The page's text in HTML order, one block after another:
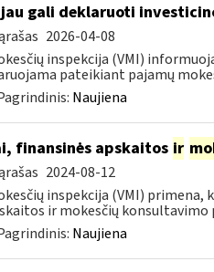
gali deklaruoti
2026-04-08
inspekcija (VMI)
pateikiant pajamų
Naujiena
finansinės apskaitos ir
2024-08-12
inspekcija (VMI)
ir mokesčių
Naujiena